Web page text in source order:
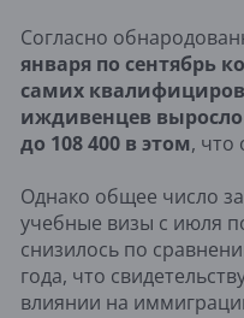
Согласно
января по сентябрь
самих
иждивенцев выросло
до 108 400 в этом, что
Однако общее число
учебные визы с июля
снизилось по
года, что
влиянии на